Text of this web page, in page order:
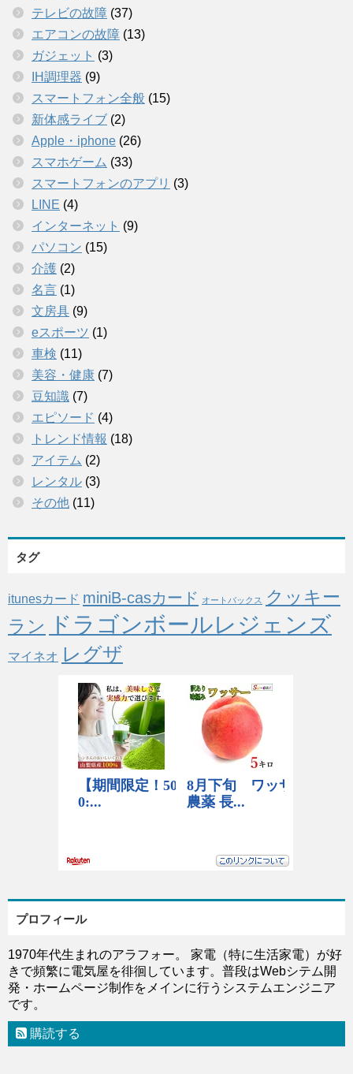
テレビの故障 (37)
エアコンの故障 (13)
ガジェット (3)
IH調理器 (9)
スマートフォン全般 (15)
新体感ライブ (2)
Apple・iphone (26)
スマホゲーム (33)
スマートフォンのアプリ (3)
LINE (4)
インターネット (9)
パソコン (15)
介護 (2)
名言 (1)
文房具 (9)
eスポーツ (1)
車検 (11)
美容・健康 (7)
豆知識 (7)
エピソード (4)
トレンド情報 (18)
アイテム (2)
レンタル (3)
その他 (11)
タグ
itunesカード miniB-casカード オートバックス
クッキー
ラン
ドラゴンボールレジェンズ
マイネオ レグザ
プロフィール
1970年代生まれのアラフォー。 家電（特に生活家電）が好
きで頻繁に電気屋を徘徊しています。普段はWebシテム開
発・ホームページ制作をメインに行うシステムエンジニア
です。
購読する